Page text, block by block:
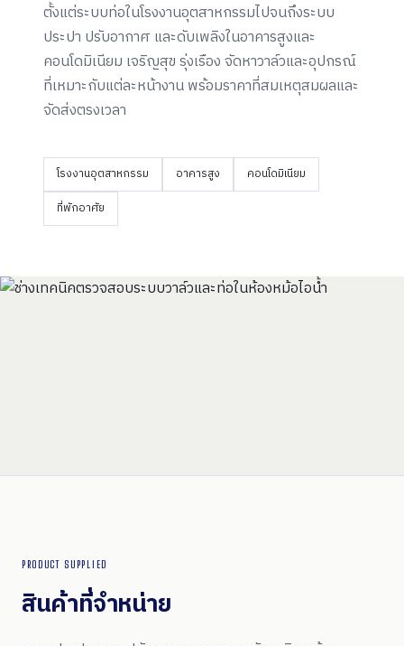
ตั้งแต่ระบบท่อในโรงงานอุตสาหกรรมไปจนถึงระบบ
ประปา ปรับอากาศ และดับเพลิงในอาคารสูงและ
คอนโดมิเนียม เจริญสุข รุ่งเรือง จัดหาวาล์วและอุปกรณ์
ที่เหมาะกับแต่ละหน้างาน พร้อมราคาที่สมเหตุสมผลและ
จัดส่งตรงเวลา
โรงงานอุตสาหกรรม อาคารสูง
คอนโดมิเนียม
ที่พักอาศัย
PRODUCT SUPPLIED
สินค้าที่จำหน่าย